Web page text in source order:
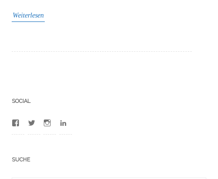
Weiterlesen
SOCIAL
Profil
anzeigen
Profil Profil
SUCHE